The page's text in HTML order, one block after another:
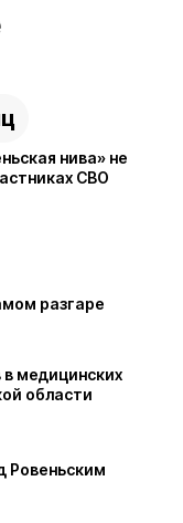
нива» не
СВО
разгаре
в медицинских
области
Ровеньским